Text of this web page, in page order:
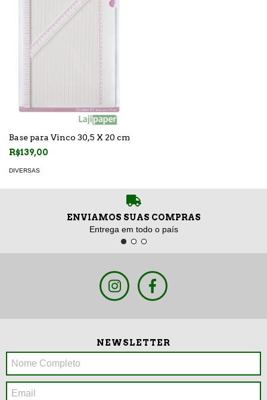
Base para Vinco 30,5 X 20 cm
R$139,00
DIVERSAS
ENVIAMOS SUAS COMPRAS
Entrega em todo o país
NEWSLETTER